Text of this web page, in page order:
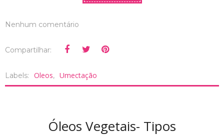
Nenhum comentário
Compartilhar:
Labels: Oleos, Umectação
Óleos Vegetais- Tipos